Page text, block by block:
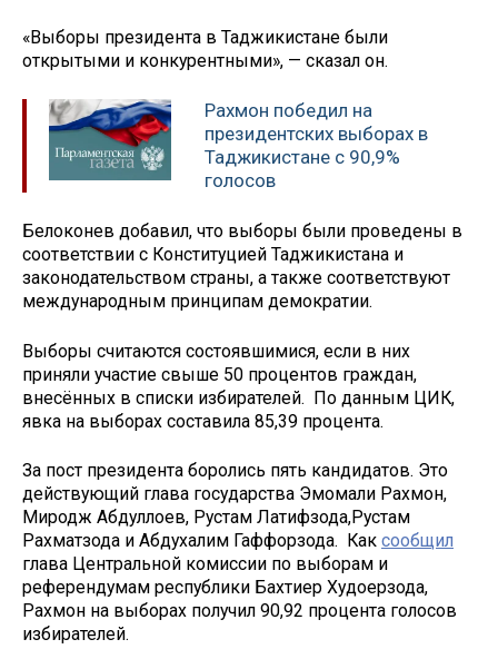
«Выборы президента в Таджикистане были
открытыми и конкурентными», — сказал он.
Рахмон победил на
президентских выборах в
Таджикистане с 90,9%
голосов
Белоконев добавил, что выборы были проведены в
соответствии с Конституцией Таджикистана и
законодательством страны, а также соответствуют
международным принципам демократии.
Выборы считаются состоявшимися, если в них
приняли участие свыше 50 процентов граждан,
внесённых в списки избирателей. По данным ЦИК,
явка на выборах составила 85,39 процента.
За пост президента боролись пять кандидатов. Это
действующий глава государства Эмомали Рахмон,
Миродж Абдуллоев, Рустам Латифзода,Рустам
Рахматзода и Абдухалим Гаффорзода. Как сообщил
глава Центральной комиссии по выборам и
референдумам республики Бахтиер Худоерзода,
Рахмон на выборах получил 90,92 процента голосов
избирателей.